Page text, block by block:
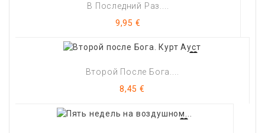
В Последний Раз....
Цена
9,95 €
Второй После Бога....
Цена
8,45 €